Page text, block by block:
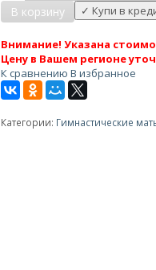
В корзину
Внимание! Указана
Цену в Вашем регионе
К сравнению В избранное
Категории: Гимнастические